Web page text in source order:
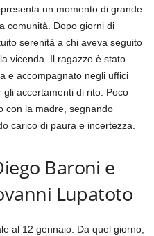
un momento di grande
comunità. Dopo giorni di
serenità a chi aveva seguito
vicenda. Il ragazzo è stato
e accompagnato negli uffici
accertamenti di rito. Poco
con la madre, segnando
carico di paura e incertezza.
Baroni e
Lupatoto
al 12 gennaio. Da quel giorno,